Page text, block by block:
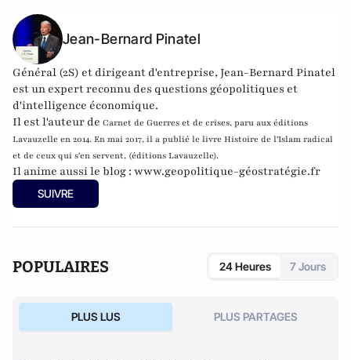
Jean-Bernard Pinatel
Général (2S) et dirigeant d'entreprise, Jean-Bernard Pinatel
est un expert reconnu des questions géopolitiques et
d'intelligence économique.
Il est l'auteur de Carnet de Guerres et de crises, paru aux éditions
Lavauzelle en 2014. En mai 2017, il a publié le livre Histoire de l'Islam radical
et de ceux qui s'en servent, (éditions Lavauzelle).
Il anime aussi le blog : www.geopolitique-géostratégie.fr
SUIVRE
POPULAIRES 24 Heures 7 Jours
PLUS LUS PLUS PARTAGES